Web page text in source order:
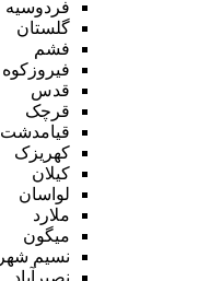
فردوسیه
گلستان
فشم
فیروزکوه
قدس
قرچک
قیامدشت
کهریزک
کیلان
لواسان
ملارد
میگون
نسیم شهر
نصیرآباد